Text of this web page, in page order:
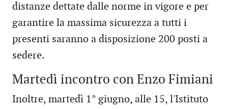
distanze dettate dalle norme in vigore e per
garantire la massima sicurezza a tutti i
presenti saranno a disposizione 200 posti a
sedere.
Martedì incontro con Enzo Fimiani
Inoltre, martedì 1° giugno, alle 15, l'Istituto